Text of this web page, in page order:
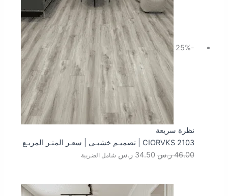
-25%
نظرة سريعة
CIORVKS 2103 | تصميـم خشبـي | سعـر المتـر المربـع
46.00 ر.س
46.00 ر.س.
34.50 ر.س
34.50 ر.س.
شامل الضريبة
الأصلي